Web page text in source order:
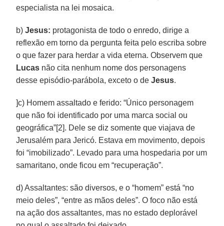
especialista na lei mosaica.
b)Jesus: protagonista de todo o enredo, dirige a
reflexão em torno da pergunta feita pelo escriba sobre
o que fazer para herdar a vida eterna. Observem que
Lucas não cita nenhum nome dos personagens
desse episódio-parábola, exceto o deJesus.
]c) Homem assaltado e ferido: “Único personagem
que não foi identificado por uma marca social ou
geográfica”[2]. Dele se diz somente que viajava de
Jerusalém para Jericó. Estava em movimento, depois
foi “imobilizado”. Levado para uma hospedaria por um
samaritano, onde ficou em “recuperação”.
d) Assaltantes: são diversos, e o “homem” está “no
meio deles”, “entre as mãos deles”. O foco não está
na ação dos assaltantes, mas no estado deplorável